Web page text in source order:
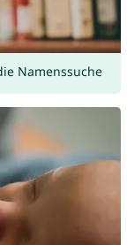
Namenssuche